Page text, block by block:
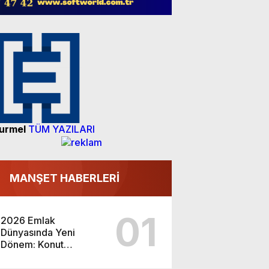
TÜM YAZILARI
MANŞET HABERLERİ
2026 Emlak
Dünyasında Yeni
Dönem: Konut
01